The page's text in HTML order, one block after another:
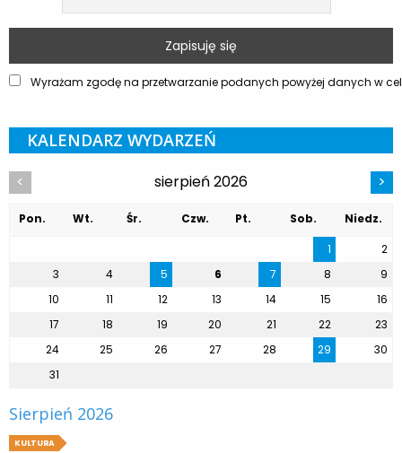
Wyrażam zgodę na przetwarzanie podanych powyżej danych w
KALENDARZ WYDARZEŃ
< sierpień 2026 >
Pon. Wt. Śr. Czw. Pt. Sob.
Niedz.
1
2
3
4 5 6 7 8
9
10
11 12 13 14 15
16
17
18 19 20 21 22
23
24
25 26 27 28 29
30
31
Sierpień 2026
KULTURA